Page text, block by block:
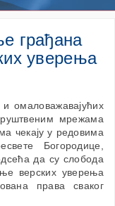
грађана
уверења
омаловажавајућих
мрежама
чекају у редовима
Богородице,
да су слобода
верских уверења
права сваког